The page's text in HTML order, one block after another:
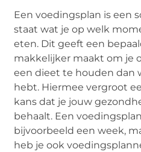
Een voedingsplan is een
staat wat je op welk
eten. Dit geeft een
makkelijker maakt om je
een dieet te houden dan
hebt. Hiermee vergroot
kans dat je jouw
behaalt. Een
bijvoorbeeld een week,
heb je ook